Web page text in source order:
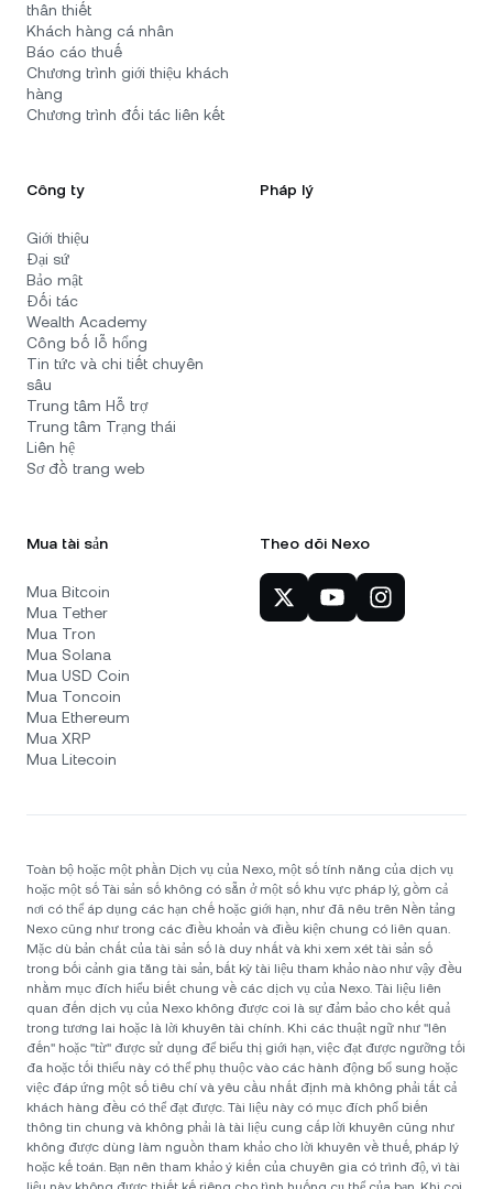
thân thiết
Khách hàng cá nhân
Báo cáo thuế
Chương trình giới thiệu khách
hàng
Chương trình đối tác liên kết
Công ty
Giới thiệu
Đại sứ
Bảo mật
Đối tác
Wealth Academy
Công bố lỗ hổng
Tin tức và chi tiết chuyên
sâu
Trung tâm Hỗ trợ
Trung tâm Trạng thái
Liên hệ
Sơ đồ trang web
Pháp lý
Mua tài sản
Mua Bitcoin
Mua Tether
Mua Tron
Mua Solana
Mua USD Coin
Mua Toncoin
Mua Ethereum
Mua XRP
Mua Litecoin
Theo dõi Nexo
Toàn bộ hoặc một phần Dịch vụ của Nexo, một số tính năng của dịch vụ
hoặc một số Tài sản số không có sẵn ở một số khu vực pháp lý, gồm cả
nơi có thể áp dụng các hạn chế hoặc giới hạn, như đã nêu trên Nền tảng
Nexo cũng như trong các điều khoản và điều kiện chung có liên quan.
Mặc dù bản chất của tài sản số là duy nhất và khi xem xét tài sản số
trong bối cảnh gia tăng tài sản, bất kỳ tài liệu tham khảo nào như vậy đều
nhằm mục đích hiểu biết chung về các dịch vụ của Nexo. Tài liệu liên
quan đến dịch vụ của Nexo không được coi là sự đảm bảo cho kết quả
trong tương lai hoặc là lời khuyên tài chính. Khi các thuật ngữ như "lên
đến" hoặc "từ" được sử dụng để biểu thị giới hạn, việc đạt được ngưỡng tối
đa hoặc tối thiểu này có thể phụ thuộc vào các hành động bổ sung hoặc
việc đáp ứng một số tiêu chí và yêu cầu nhất định mà không phải tất cả
khách hàng đều có thể đạt được. Tài liệu này có mục đích phổ biến
thông tin chung và không phải là tài liệu cung cấp lời khuyên cũng như
không được dùng làm nguồn tham khảo cho lời khuyên về thuế, pháp lý
hoặc kế toán. Bạn nên tham khảo ý kiến của chuyên gia có trình độ, vì tài